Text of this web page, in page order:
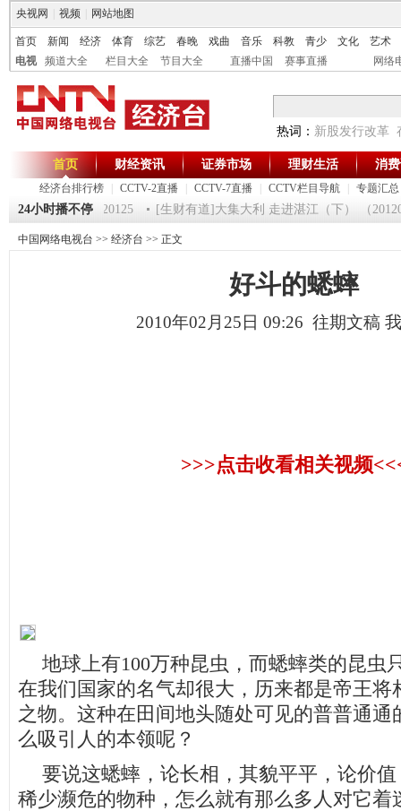
央视网 视频 网站地图
首页 新闻 经济 体育 综艺 春晚 戏曲 音乐 科教 青少 文化
艺术
电视
频道大全 栏目大全 节目大全 直播中国 赛事直播 网络
热词： 新股发行改革
首页
经济台排行榜 CCTV-2直播 CCTV-7直播 CCTV栏目导航 专题汇总
财经资讯 证券市场 理财生活 消
24小时播不停
一时间》 20120125 [生财有道]大集大利 走进湛江（下） （
中国网络电视台 >> 经济台 >> 正文
好斗的蟋蟀
2010年02月25日 09:26 往期文稿
>>>点击收看相关视频
地球上有100万种昆虫，而蟋蟀类的昆虫
在我们国家的名气却很大，历来都是帝王将
之物。这种在田间地头随处可见的普普通通
么吸引人的本领呢？
要说这蟋蟀，论长相，其貌平平，论价
稀少濒危的物种，怎么就有那么多人对它着